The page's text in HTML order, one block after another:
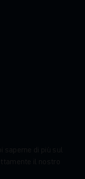
i s ap e rn e d i p iù s u l
ttam e n te il n o s tro